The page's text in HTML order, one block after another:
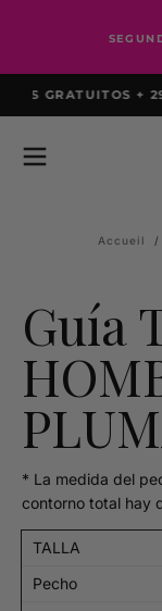
GRATUITOS +
Accueil /
Guía
* La medida del
contorno total hay
TALLA
Pecho